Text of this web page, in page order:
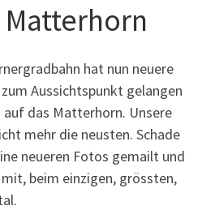
Matterhorn
hat nun neuere
Aussichtspunkt gelangen
das Matterhorn. Unsere
mehr die neusten. Schade
neueren Fotos gemailt und
beim einzigen, grössten,